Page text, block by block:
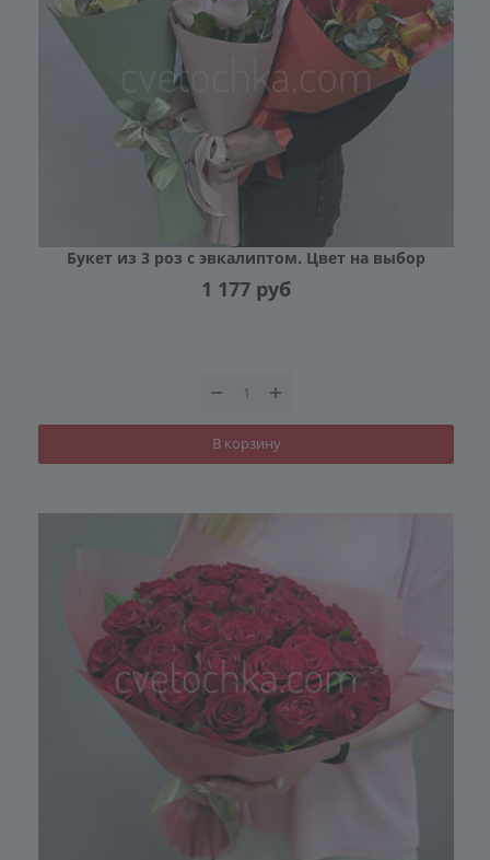
Букет из 3 роз с эвкалиптом. Цвет на выбор
1 177 руб
В корзину